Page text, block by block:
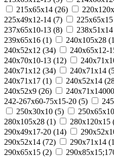
215х65х14 (26)
225x49x12-14 (7) 225х65х15
237x65x10-13 (8) 238х51х14
239х65х16 (1) 240x105x28 (1
240x52x12 (34) 240x65x12-
240x70x10-13 (12)
240x71x12 (34) 240x71x14 (
240x71x17 (1) 240х52х14 (
240х52х9 (26) 240х71х14000
242-267x60-75x15-20 (5)
250x30x10 (5) 250x65x10
280x105x28 (1) 280x120x15
290x49x17-20 (14)
290x52x14 (72) 290x71x14 (1
290х65х15 (2)